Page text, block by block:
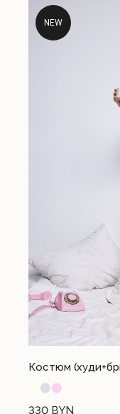
NEW
Костюм
⬤⬤
330 BYN